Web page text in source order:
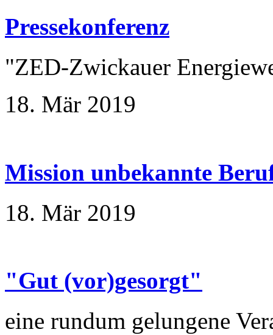
Pressekonferenz
"ZED-Zwickauer
18. Mär 2019
Mission unbekannte
18. Mär 2019
"Gut (vor)gesorgt"
eine rundum gelungene